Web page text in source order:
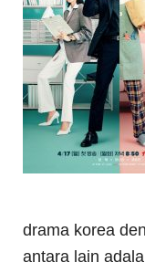
drama korea
antara lain